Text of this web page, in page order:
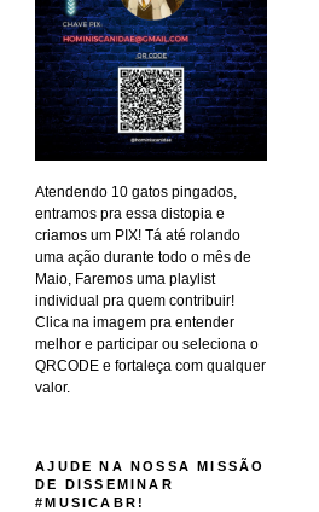
Atendendo 10 gatos pingados,
entramos pra essa distopia e
criamos um PIX! Tá até rolando
uma ação durante todo o mês de
Maio, Faremos uma playlist
individual pra quem contribuir!
Clica na imagem pra entender
melhor e participar ou seleciona o
QRCODE e fortaleça com qualquer
valor.
AJUDE NA NOSSA MISSÃO
DE DISSEMINAR
#MUSICABR!